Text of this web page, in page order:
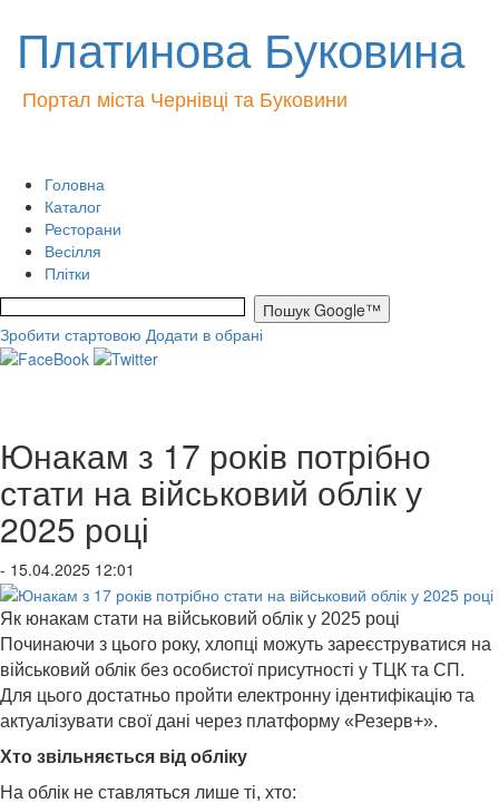
Платинова Буковина
Портал міста Чернівці та Буковини
Головна
Каталог
Ресторани
Весілля
Плітки
Зробити стартовою Додати в обрані
Юнакам з 17 років потрібно
стати на військовий облік у
2025 році
- 15.04.2025 12:01
Як юнакам стати на військовий облік у 2025 році
Починаючи з цього року, хлопці можуть зареєструватися на
військовий облік без особистої присутності у ТЦК та СП.
Для цього достатньо пройти електронну ідентифікацію та
актуалізувати свої дані через платформу «Резерв+».
Хто звільняється від обліку
На облік не ставляться лише ті, хто: